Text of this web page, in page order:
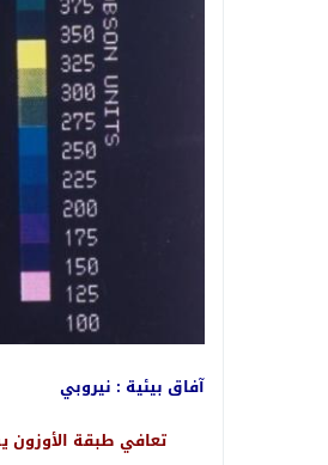
آفاق بيئية : نيروبي
تعافي طبقة الأوزون